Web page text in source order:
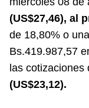
(US$27,46), al
de 18,80% o
Bs.419.987,57
las cotizaciones
(US$23,12).